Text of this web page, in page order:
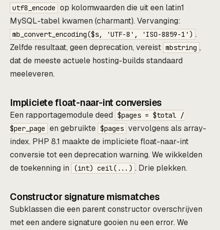
utf8_encode op kolomwaarden die uit een latin1
MySQL-tabel kwamen (charmant). Vervanging:
mb_convert_encoding($s, 'UTF-8', 'ISO-8859-1') .
Zelfde resultaat, geen deprecation, vereist mbstring ,
dat de meeste actuele hosting-builds standaard
meeleveren.
Impliciete float-naar-int conversies
Een rapportagemodule deed $pages = $total /
$per_page en gebruikte $pages vervolgens als array-
index. PHP 8.1 maakte de impliciete float-naar-int
conversie tot een deprecation warning. We wikkelden
de toekenning in
(int) ceil(...) . Drie plekken.
Constructor signature mismatches
Subklassen die een parent constructor overschrijven
met een andere signature gooien nu een error. We